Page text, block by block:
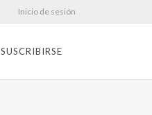
Inicio de sesión
SUSCRIBIRSE